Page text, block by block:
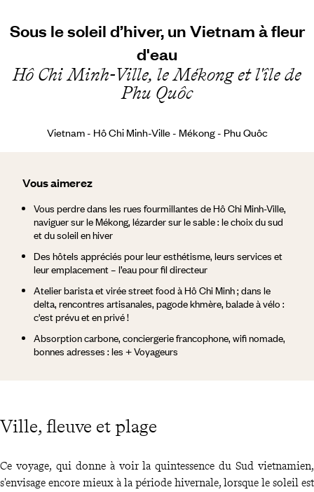
Sous le soleil d’hiver, un Vietnam à fleur
d'eau
Hô Chi Minh-Ville, le Mékong et l'île de
Phu Quôc
Vietnam - Hô Chi Minh-Ville - Mékong - Phu Quôc
Ville, fleuve et plage
Vous aimerez
Vous perdre dans les rues fourmillantes de Hô Chi Minh-Ville,
naviguer sur le Mékong, lézarder sur le sable : le choix du sud
et du soleil en hiver
Des hôtels appréciés pour leur esthétisme, leurs services et
leur emplacement – l’eau pour fil directeur
Atelier barista et virée street food à Hô Chi Minh ; dans le
delta, rencontres artisanales, pagode khmère, balade à vélo :
c'est prévu et en privé !
Absorption carbone, conciergerie francophone, wifi nomade,
bonnes adresses : les + Voyageurs
Ce voyage, qui donne à voir la quintessence du Sud vietnamien,
s'envisage encore mieux à la période hivernale, lorsque le soleil est